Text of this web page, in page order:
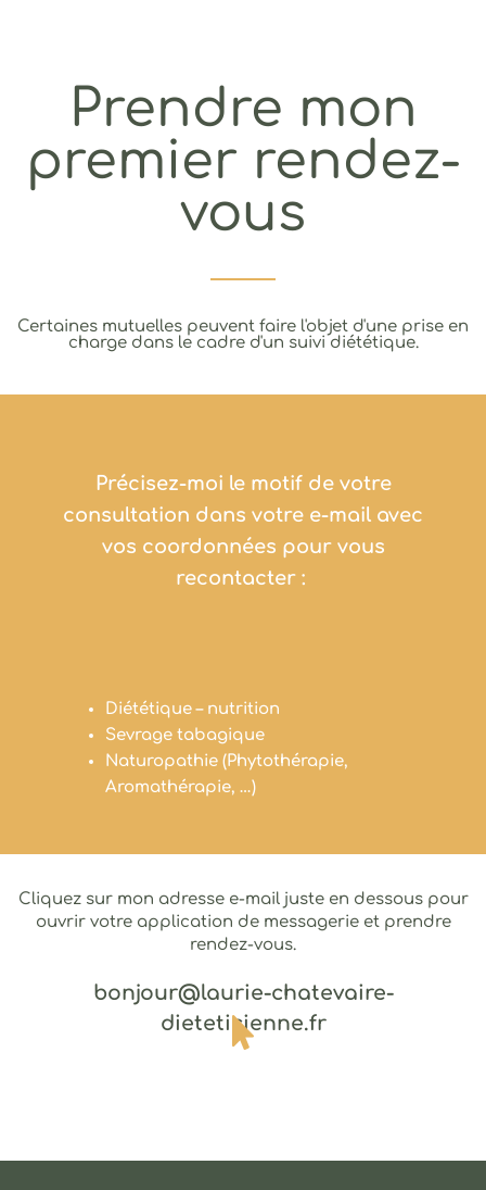
Prendre mon
premier rendez-
vous
Certaines mutuelles peuvent faire l'objet d'une prise en
charge dans le cadre d'un suivi diététique.
Précisez-moi le motif de votre
consultation dans votre e-mail avec
vos coordonnées pour vous
recontacter :
Diététique – nutrition
Sevrage tabagique
Naturopathie (Phytothérapie,
Aromathérapie, …)
Cliquez sur mon adresse e-mail juste en dessous pour
ouvrir votre application de messagerie et prendre
rendez-vous.
bonjour@laurie-chatevaire-
dieteticienne.fr